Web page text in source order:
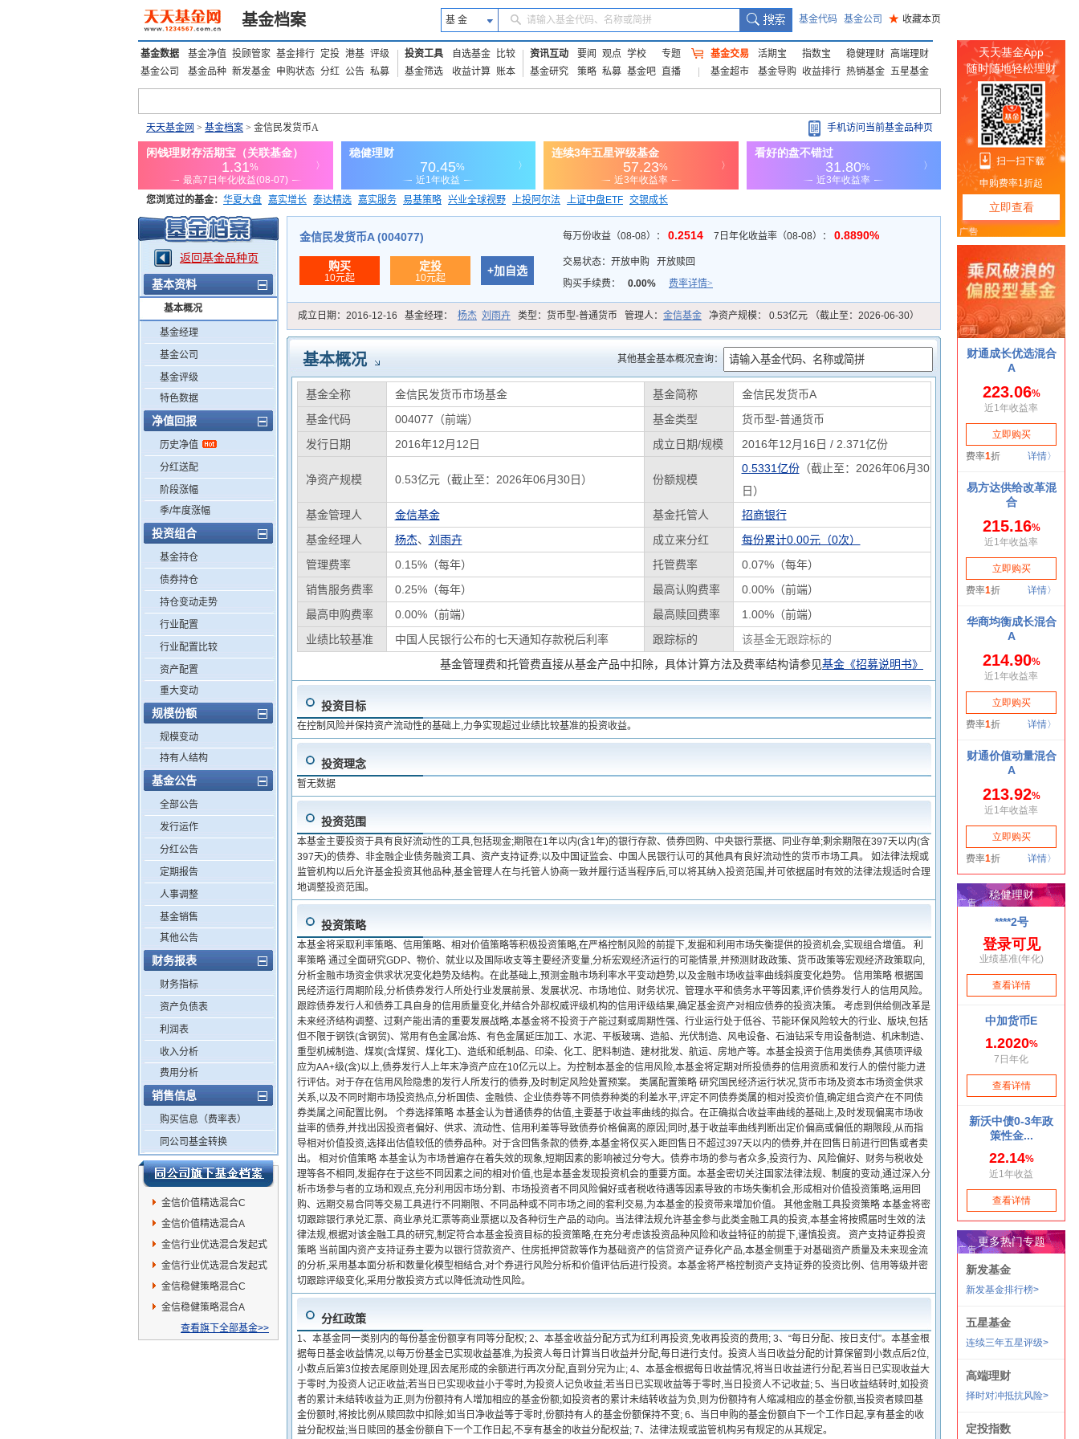
基金档案 基 金 请输入基金代码、名称或简拼 基金代码 基金公司 ★ 收藏本页
基金数据 基金净值 投顾管家 基金排行 定投 港基 评级
基金公司
基金品种 新发基金 申购状态 分红 公告 私募
投资工具 自选基金
比较
基金筛选
收益计算 账本
资讯互动 要闻 观点 学校
专题
基金研究
策略 私募 基金吧 直播
基金交易 活期宝 指数宝 稳健理财 高端理财
基金超市
基金导购 收益排行 热销基金 五星基金
天天基金网 > 基金档案 > 金信民发货币A 手机访问当前基金品种页
您浏览过的基金： 华夏大盘 嘉实增长 泰达精选 嘉实服务 易基策略 兴业全球视野 上投阿尔法 上证中盘ETF 交银成长
添富优势 华安宏利 上证180价值ETF
返回基金品种页
基本资料
基本概况
基金经理
基金公司
基金评级
特色数据
净值回报
历史净值
分红送配
阶段涨幅
季/年度涨幅
投资组合
基金持仓
债券持仓
持仓变动走势
行业配置
行业配置比较
资产配置
重大变动
规模份额
规模变动
持有人结构
基金公告
全部公告
发行运作
分红公告
定期报告
人事调整
基金销售
其他公告
财务报表
财务指标
资产负债表
利润表
收入分析
费用分析
销售信息
购买信息（费率表）
同公司基金转换
金信价值精选混合C
金信价值精选混合A
金信行业优选混合发起式
A
金信行业优选混合发起式
C
金信稳健策略混合C
金信稳健策略混合A
查看旗下全部基金>>
金信民发货币A (004077)
购买
10元起
定投
10元起
+加自选
每万份收益（08-08）： 0.2514 7日年化收益率（08-08）： 0.8890%
交易状态： 开放申购
开放赎回
购买手续费：
0.00% 费率详情>
成立日期： 2016-12-16 基金经理： 杨杰 刘雨卉 类型： 货币型-普通货币 管理人： 金信基金 净资产规模： 0.53亿元 （截止至：2026-06-30）
基本概况 其他基金基本概况查询：
基金全称 金信民发货币市场基金 基金简称
金信民发货币A
基金代码
004077（前端） 基金类型
货币型-普通货币
发行日期
2016年12月12日 成立日期/规模 2016年12月16日 / 2.371亿份
净资产规模 0.53亿元（截止至：2026年06月30日） 份额规模
0.5331亿份（截止至：2026年06月30
日）
基金管理人
金信基金 基金托管人
招商银行
基金经理人
杨杰、 刘雨卉 成立来分红
每份累计0.00元（0次）
管理费率
0.15%（每年） 托管费率
0.07%（每年）
销售服务费率
0.25%（每年） 最高认购费率
0.00%（前端）
最高申购费率
0.00%（前端） 最高赎回费率
1.00%（前端）
业绩比较基准
中国人民银行公布的七天通知存款税后利率 跟踪标的
该基金无跟踪标的
基金管理费和托管费直接从基金产品中扣除，具体计算方法及费率结构请参见基金《招募说明书》
投资目标
在控制风险并保持资产流动性的基础上,力争实现超过业绩比较基准的投资收益。
投资理念
暂无数据
投资范围
本基金主要投资于具有良好流动性的工具,包括现金;期限在1年以内(含1年)的银行存款、债券回购、中央银行票据、同业存单;剩余期限在397天以内(含
397天)的债券、非金融企业债务融资工具、资产支持证券;以及中国证监会、中国人民银行认可的其他具有良好流动性的货币市场工具。 如法律法规或
监管机构以后允许基金投资其他品种,基金管理人在与托管人协商一致并履行适当程序后,可以将其纳入投资范围,并可依据届时有效的法律法规适时合理
地调整投资范围。
投资策略
本基金将采取利率策略、信用策略、相对价值策略等积极投资策略,在严格控制风险的前提下,发掘和利用市场失衡提供的投资机会,实现组合增值。 利
率策略 通过全面研究GDP、物价、就业以及国际收支等主要经济变量,分析宏观经济运行的可能情景,并预测财政政策、货币政策等宏观经济政策取向,
分析金融市场资金供求状况变化趋势及结构。在此基础上,预测金融市场利率水平变动趋势,以及金融市场收益率曲线斜度变化趋势。 信用策略 根据国
民经济运行周期阶段,分析债券发行人所处行业发展前景、发展状况、市场地位、财务状况、管理水平和债务水平等因素,评价债券发行人的信用风险。
跟踪债券发行人和债券工具自身的信用质量变化,并结合外部权威评级机构的信用评级结果,确定基金资产对相应债券的投资决策。 考虑到供给侧改革是
未来经济结构调整、过剩产能出清的重要发展战略,本基金将不投资于产能过剩或周期性强、行业运行处于低谷、节能环保风险较大的行业、版块,包括
但不限于钢铁(含钢贸)、常用有色金属冶炼、有色金属延压加工、水泥、平板玻璃、造船、光伏制造、风电设备、石油钻采专用设备制造、机床制造、
重型机械制造、煤炭(含煤贸、煤化工)、造纸和纸制品、印染、化工、肥料制造、建材批发、航运、房地产等。本基金投资于信用类债券,其债项评级
应为AA+级(含)以上,债券发行人上年末净资产应在10亿元以上。为控制本基金的信用风险,本基金将定期对所投债券的信用资质和发行人的偿付能力进
行评估。对于存在信用风险隐患的发行人所发行的债券,及时制定风险处置预案。 类属配置策略 研究国民经济运行状况,货币市场及资本市场资金供求
关系,以及不同时期市场投资热点,分析国债、金融债、企业债券等不同债券种类的利差水平,评定不同债券类属的相对投资价值,确定组合资产在不同债
券类属之间配置比例。 个券选择策略 本基金认为普通债券的估值,主要基于收益率曲线的拟合。在正确拟合收益率曲线的基础上,及时发现偏离市场收
益率的债券,并找出因投资者偏好、供求、流动性、信用利差等导致债券价格偏离的原因;同时,基于收益率曲线判断出定价偏高或偏低的期限段,从而指
导相对价值投资,选择出估值较低的债券品种。对于含回售条款的债券,本基金将仅买入距回售日不超过397天以内的债券,并在回售日前进行回售或者卖
出。 相对价值策略 本基金认为市场普遍存在着失效的现象,短期因素的影响被过分夸大。债券市场的参与者众多,投资行为、风险偏好、财务与税收处
理等各不相同,发掘存在于这些不同因素之间的相对价值,也是本基金发现投资机会的重要方面。本基金密切关注国家法律法规、制度的变动,通过深入分
析市场参与者的立场和观点,充分利用因市场分割、市场投资者不同风险偏好或者税收待遇等因素导致的市场失衡机会,形成相对价值投资策略,运用回
购、远期交易合同等交易工具进行不同期限、不同品种或不同市场之间的套利交易,为本基金的投资带来增加价值。 其他金融工具投资策略 本基金将密
切跟踪银行承兑汇票、商业承兑汇票等商业票据以及各种衍生产品的动向。当法律法规允许基金参与此类金融工具的投资,本基金将按照届时生效的法
律法规,根据对该金融工具的研究,制定符合本基金投资目标的投资策略,在充分考虑该投资品种风险和收益特征的前提下,谨慎投资。 资产支持证券投资
策略 当前国内资产支持证券主要为以银行贷款资产、住房抵押贷款等作为基础资产的信贷资产证券化产品,本基金侧重于对基础资产质量及未来现金流
的分析,采用基本面分析和数量化模型相结合,对个券进行风险分析和价值评估后进行投资。本基金将严格控制资产支持证券的投资比例、信用等级并密
切跟踪评级变化,采用分散投资方式以降低流动性风险。
分红政策
1、本基金同一类别内的每份基金份额享有同等分配权; 2、本基金收益分配方式为红利再投资,免收再投资的费用; 3、“每日分配、按日支付”。本基金根
据每日基金收益情况,以每万份基金已实现收益基准,为投资人每日计算当日收益并分配,每日进行支付。投资人当日收益分配的计算保留到小数点后2位,
小数点后第3位按去尾原则处理,因去尾形成的余额进行再次分配,直到分完为止; 4、本基金根据每日收益情况,将当日收益进行分配,若当日已实现收益大
于零时,为投资人记正收益;若当日已实现收益小于零时,为投资人记负收益;若当日已实现收益等于零时,当日投资人不记收益; 5、当日收益结转时,如投资
者的累计未结转收益为正,则为份额持有人增加相应的基金份额;如投资者的累计未结转收益为负,则为份额持有人缩减相应的基金份额,当投资者赎回基
金份额时,将按比例从赎回款中扣除;如当日净收益等于零时,份额持有人的基金份额保持不变; 6、当日申购的基金份额自下一个工作日起,享有基金的收
益分配权益;当日赎回的基金份额自下一个工作日起,不享有基金的收益分配权益; 7、法律法规或监管机构另有规定的从其规定。